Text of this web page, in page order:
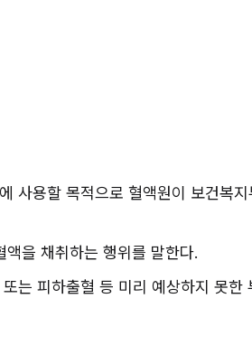
사용할 목적으로 혈액원이 보건복지
을 채취하는 행위를 말한다.
는 피하출혈 등 미리 예상하지 못한